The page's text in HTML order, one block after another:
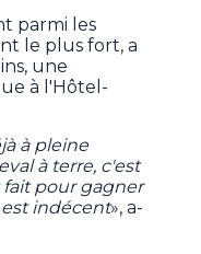
parmi les
le plus fort, a
une
à l'Hôtel-
à pleine
à terre, c'est
fait pour gagner
indécent», a-